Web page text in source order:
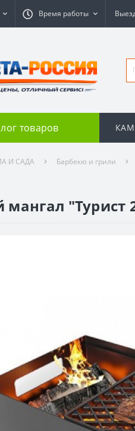
Время работы
товаров
И САДА Барбекю и грили
мангал